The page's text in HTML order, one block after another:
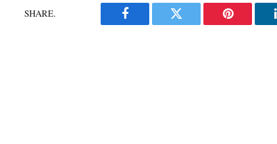
SHARE.
Facebook Twitter Pinterest